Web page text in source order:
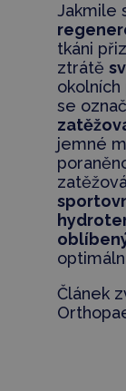
Jakmile
tkáni
ztrátě
okolních
se
jemné
Článek